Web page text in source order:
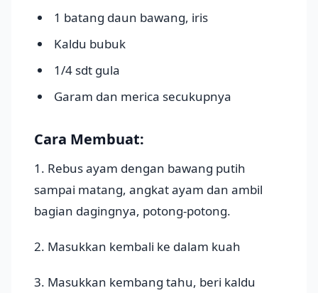
1 batang daun bawang, iris
Kaldu bubuk
1/4 sdt gula
Garam dan merica secukupnya
Cara Membuat:
1. Rebus ayam dengan bawang putih
sampai matang, angkat ayam dan ambil
bagian dagingnya, potong-potong.
2. Masukkan kembali ke dalam kuah
3. Masukkan kembang tahu, beri kaldu